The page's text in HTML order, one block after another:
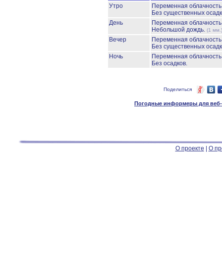
Утро
Переменная
Без существенных
День
Переменная
Небольшой дождь. (1 мм.)
Вечер
Переменная
Без существенных
Ночь
Переменная
Без осадков.
Поделиться
Погодные информеры для веб-
О проекте О